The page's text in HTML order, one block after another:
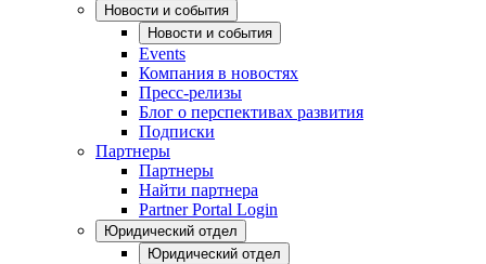
Новости и события
Новости и события
Events
Компания в новостях
Пресс-релизы
Блог о перспективах развития
Подписки
Партнеры
Партнеры
Найти партнера
Partner Portal Login
Юридический отдел
Юридический отдел